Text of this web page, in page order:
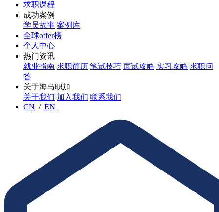
求职课程
成功案例
学员故事 案例库
全球offer榜
个人中心
热门资讯
就业指南 求职简历 笔试技巧 面试攻略 实习攻略 求职问
答
关于海马职加
关于我们 加入我们 联系我们
CN / EN